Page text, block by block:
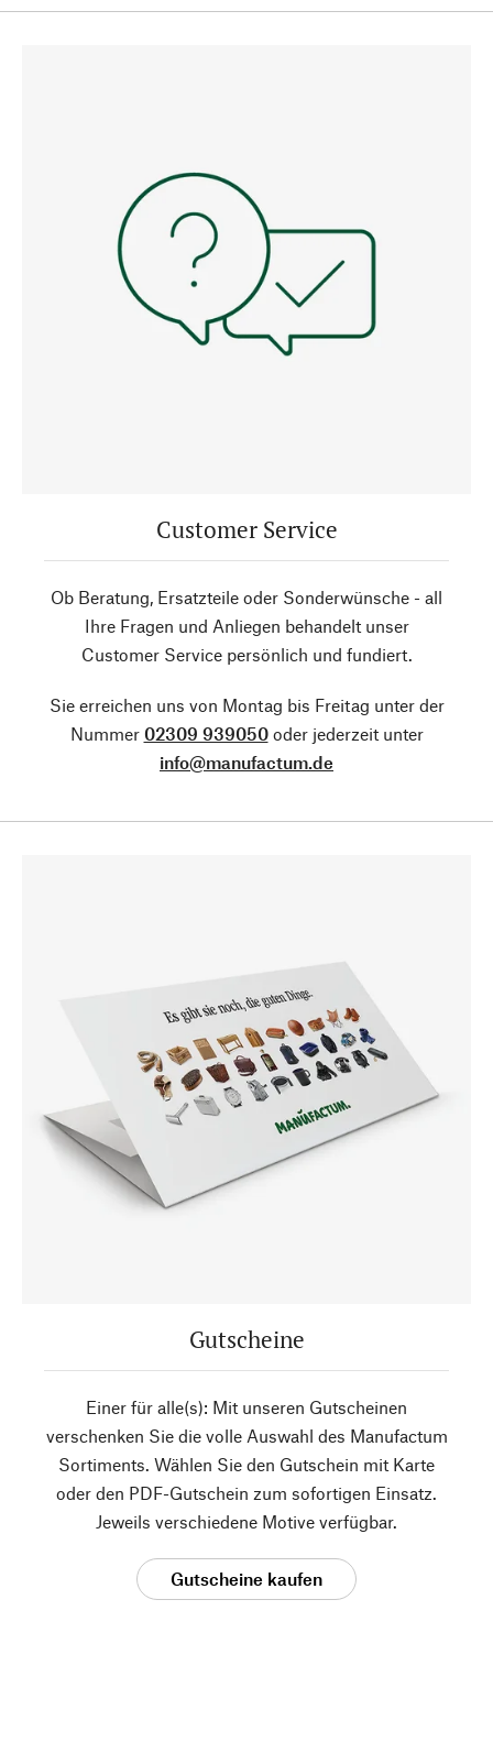
Customer Service
Ob Beratung, Ersatzteile oder Sonderwünsche - all
Ihre Fragen und Anliegen behandelt unser
Customer Service persönlich und fundiert.
Sie erreichen uns von Montag bis Freitag unter der
Nummer 02309 939050oder jederzeit unter
info@manufactum.de
Gutscheine
Einer für alle(s): Mit unseren Gutscheinen
verschenken Sie die volle Auswahl des Manufactum
Sortiments. Wählen Sie den Gutschein mit Karte
oder den PDF-Gutschein zum sofortigen Einsatz.
Jeweils verschiedene Motive verfügbar.
Gutscheine kaufen